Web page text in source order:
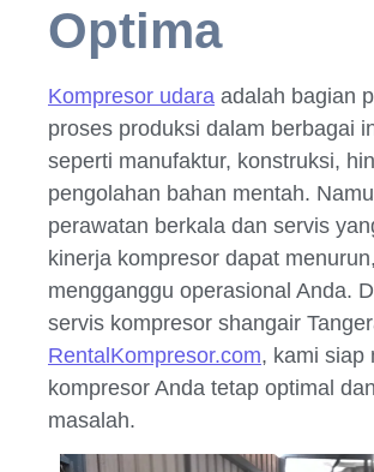
Optima
Kompresor udara adalah bagian
proses produksi dalam berbagai
seperti manufaktur, konstruksi,
pengolahan bahan mentah.
perawatan berkala dan servis
kinerja kompresor dapat
mengganggu operasional Anda.
servis kompresor shangair
RentalKompresor.com, kami siap
kompresor Anda tetap optimal
masalah.